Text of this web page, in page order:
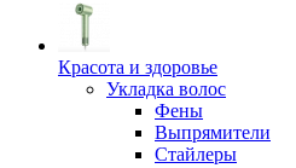
Красота и здоровье
Укладка волос
Фены
Выпрямители
Стайлеры